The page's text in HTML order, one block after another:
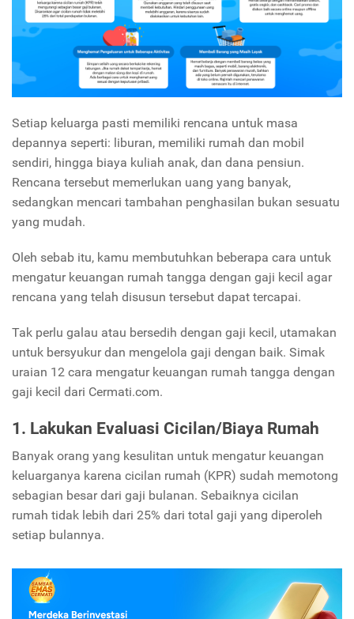
Setiap keluarga pasti memiliki rencana untuk masa
depannya seperti: liburan, memiliki rumah dan mobil
sendiri, hingga biaya kuliah anak, dan dana pensiun.
Rencana tersebut memerlukan uang yang banyak,
sedangkan mencari tambahan penghasilan bukan sesuatu
yang mudah.
Oleh sebab itu, kamu membutuhkan beberapa cara untuk
mengatur keuangan rumah tangga dengan gaji kecil agar
rencana yang telah disusun tersebut dapat tercapai.
Tak perlu galau atau bersedih dengan gaji kecil, utamakan
untuk bersyukur dan mengelola gaji dengan baik. Simak
uraian 12 cara mengatur keuangan rumah tangga dengan
gaji kecil dari Cermati.com.
1. Lakukan Evaluasi Cicilan/Biaya Rumah
Banyak orang yang kesulitan untuk mengatur keuangan
keluarganya karena cicilan rumah (KPR) sudah memotong
sebagian besar dari gaji bulanan. Sebaiknya cicilan
rumah tidak lebih dari 25% dari total gaji yang diperoleh
setiap bulannya.